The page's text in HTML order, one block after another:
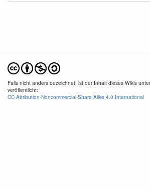
Falls nicht anders bezeichnet, ist der Inhalt dieses Wikis
veröffentlicht:
CC Attribution-Noncommercial-Share Alike 4.0 International